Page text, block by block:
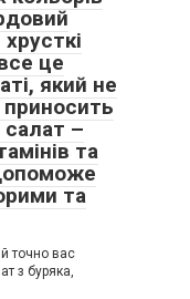
це
який не
приносить
салат –
та
та
точно вас
з буряка,